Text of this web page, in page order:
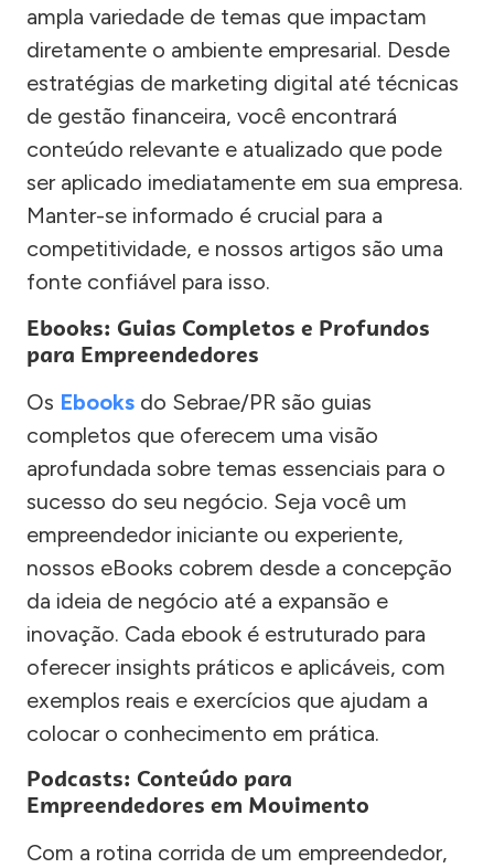
ampla variedade de temas que impactam
diretamente o ambiente empresarial. Desde
estratégias de marketing digital até técnicas
de gestão financeira, você encontrará
conteúdo relevante e atualizado que pode
ser aplicado imediatamente em sua empresa.
Manter-se informado é crucial para a
competitividade, e nossos artigos são uma
fonte confiável para isso.
Ebooks: Guias Completos e Profundos
para Empreendedores
Os Ebooks do Sebrae/PR são guias
completos que oferecem uma visão
aprofundada sobre temas essenciais para o
sucesso do seu negócio. Seja você um
empreendedor iniciante ou experiente,
nossos eBooks cobrem desde a concepção
da ideia de negócio até a expansão e
inovação. Cada ebook é estruturado para
oferecer insights práticos e aplicáveis, com
exemplos reais e exercícios que ajudam a
colocar o conhecimento em prática.
Podcasts: Conteúdo para
Empreendedores em Movimento
Com a rotina corrida de um empreendedor,